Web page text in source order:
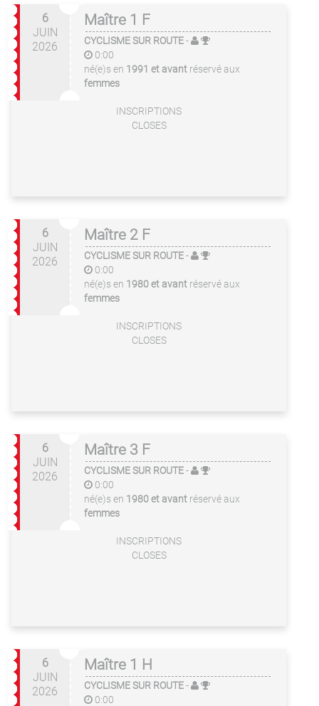
6
JUIN
2026
Maître 1 F
CYCLISME SUR ROUTE-
0:00
né(e)s en 1991 et avant réservé aux
femmes
INSCRIPTIONS
CLOSES
6
JUIN
2026
Maître 2 F
CYCLISME SUR ROUTE-
0:00
né(e)s en 1980 et avant réservé aux
femmes
INSCRIPTIONS
CLOSES
6
JUIN
2026
Maître 3 F
CYCLISME SUR ROUTE-
0:00
né(e)s en 1980 et avant réservé aux
femmes
INSCRIPTIONS
CLOSES
6
JUIN
2026
Maître 1 H
CYCLISME SUR ROUTE-
0:00